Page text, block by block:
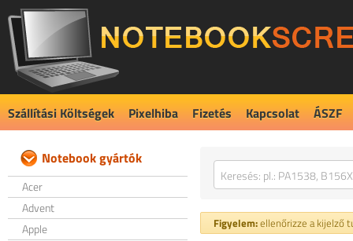
Szállítási Költségek Pixelhiba Fizetés Kapcsolat ÁSZF
Notebook gyártók
Acer
Advent
Apple
Figyelem:ellenőrizze a kijelző